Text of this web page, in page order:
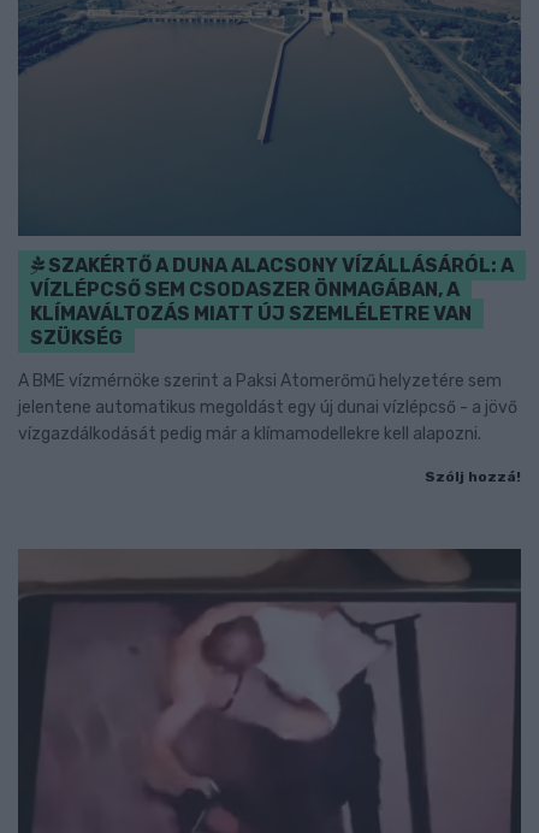
SZAKÉRTŐ A DUNA ALACSONY VÍZÁLLÁSÁRÓL: A
VÍZLÉPCSŐ SEM CSODASZER ÖNMAGÁBAN, A
KLÍMAVÁLTOZÁS MIATT ÚJ SZEMLÉLETRE VAN
SZÜKSÉG
A BME vízmérnöke szerint a Paksi Atomerőmű helyzetére sem
jelentene automatikus megoldást egy új dunai vízlépcső - a jövő
vízgazdálkodását pedig már a klímamodellekre kell alapozni.
Szólj hozzá!